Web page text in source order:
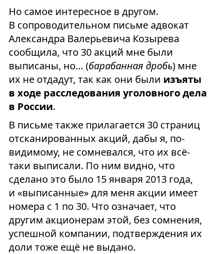
Но самое интересное в другом.
В сопроводительном письме адвокат
Александра Валерьевича Козырева
сообщила, что 30 акций мне были
выписаны, но… (барабанная дробь) мне
их не отдадут, так как они были изъяты
в ходе расследования уголовного дела
в России.
В письме также прилагается 30 страниц
отсканированных акций, дабы я, по-
видимому, не сомневался, что их всё-
таки выписали. По ним видно, что
сделано это было 15 января 2013 года,
и «выписанные» для меня акции имеет
номера с 1 по 30. Что означает, что
другим акционерам этой, без сомнения,
успешной компании, подтверждения их
доли тоже ещё не выдано.